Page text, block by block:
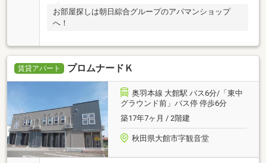
お部屋探しは朝日綜合グループのアパマンショップ
へ！
賃貸アパート プロムナードＫ
奥羽本線 大館駅 バス6分/「東中
グラウンド前」バス停 停歩6分
築17年7ヶ月 / 2階建
秋田県大館市字観音堂